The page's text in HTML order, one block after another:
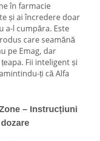
în farmacie
și ai încredere doar
a-l cumpăra. Este
care seamănă
pe Emag, dar
țeapa. Fii inteligent și
ți că Alfa
– Instrucțiuni